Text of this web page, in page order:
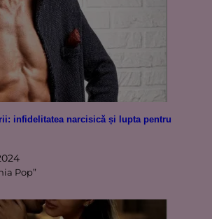
infidelitatea narcisică și lupta pentru
Pop”